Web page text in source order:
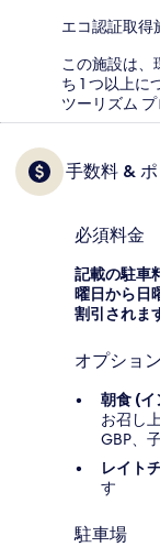
エコ認証取得
この施設は、
ち 1 つ以上に
ツーリズム
手数料 &
必須料金
記載の駐車
曜日から日
割引されま
オプショ
朝食 (イ
お召し
GBP、
レイト
す
駐車場